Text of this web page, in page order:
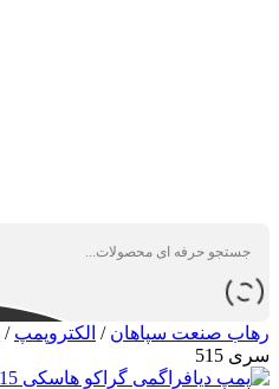
رهاب صنعت سپاهان / الکتروپمپ /
سری 515